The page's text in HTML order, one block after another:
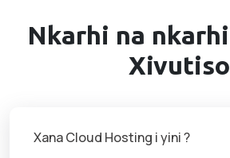
Nkarhi na nkarhi
Xivutiso
Xana Cloud Hosting i yini ?